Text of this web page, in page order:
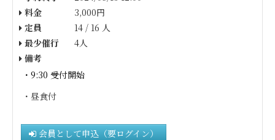
料金
3,000円
定員
14 / 16 人
最少催行
4人
備考
・9:30 受付開始
・昼食付
会員として申込（要ログイン）